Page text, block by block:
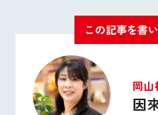
この記事を書
岡山
因